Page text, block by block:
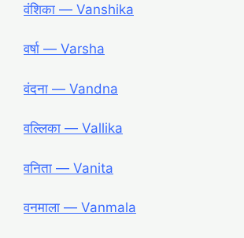
वंशिका ― Vanshika
वर्षा ― Varsha
वंदना ― Vandna
वल्लिका ― Vallika
वनिता ― Vanita
वनमाला ― Vanmala